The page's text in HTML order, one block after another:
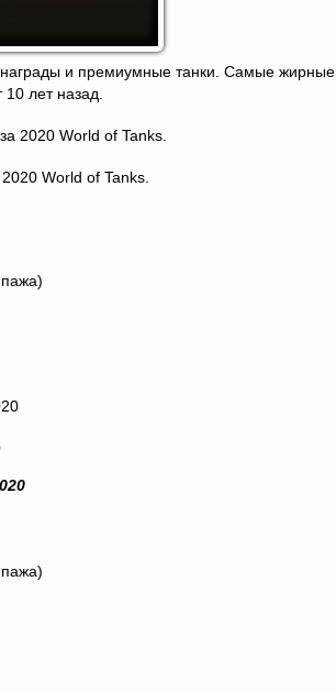
награды и премиумные танки. Самые жирные
лет назад.
World of Tanks.